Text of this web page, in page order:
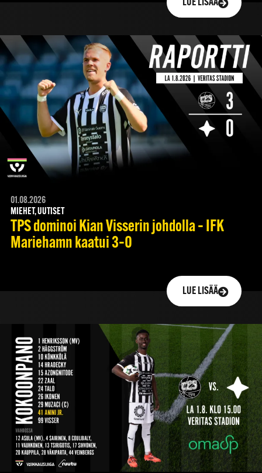
LUE LISÄÄ
01.08.2026
MIEHET, UUTISET
TPS dominoi Kian Visserin johdolla – IFK
Mariehamn kaatui 3–0
LUE LISÄÄ